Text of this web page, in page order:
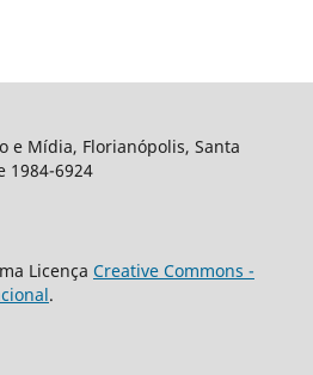
e Mídia, Florianópolis, Santa
1984-6924
Licença Creative Commons -
.